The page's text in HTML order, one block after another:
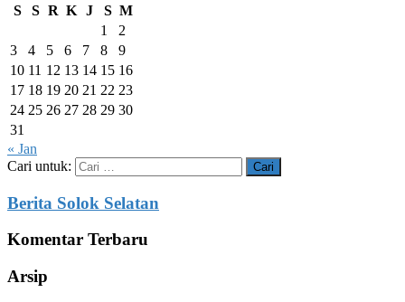
S
S R K J S M
1
2
3
4 5 6 7 8
9
10 11 12 13 14 15 16
17 18 19 20 21 22 23
24 25 26 27 28 29 30
31
« Jan
Cari untuk:
Berita Solok Selatan
Komentar Terbaru
Arsip